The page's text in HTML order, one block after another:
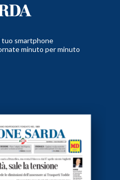
tuo smartphone
minuto per minuto